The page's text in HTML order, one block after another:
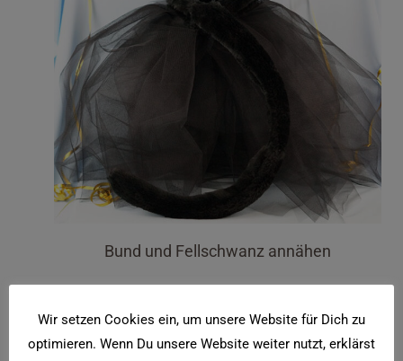
Bund und Fellschwanz annähen
man kann natürlich alle Schichten zunähen,
ist aber nicht unbedingt nötig, da sich die
Wir setzen Cookies ein, um unsere Website für Dich zu
optimieren. Wenn Du unsere Website weiter nutzt, erklärst